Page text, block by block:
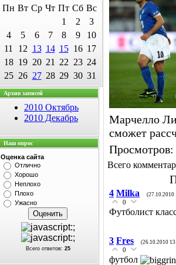
Пн Вт Ср Чт Пт Сб Вс
1
2
3
4
5 6 7 8 9
10
11
12 13 14 15 16 17
18 19 20 21 22 23 24
25 26 27 28 29 30 31
Архив записей
2010 Октябрь
2010 Декабрь
Наш опрос
Оценка сайта
Отлично
Хорошо
Неплохо
Плохо
Ужасно
Всего ответов: 25
Марчелло
сможет
Просмотров:
Всего
4 Milka (27.10.2010
0
Футболист
3 Fres (26.10.2010
0
футбол